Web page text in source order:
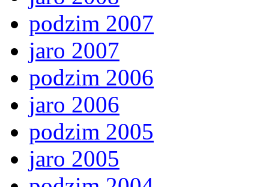
podzim 2007
jaro 2007
podzim 2006
jaro 2006
podzim 2005
jaro 2005